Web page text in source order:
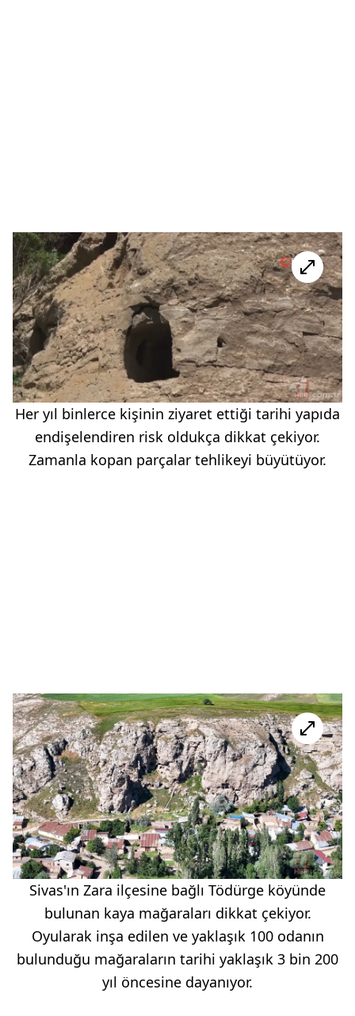
Her yıl binlerce kişinin ziyaret ettiği tarihi yapıda
endişelendiren risk oldukça dikkat çekiyor.
Zamanla kopan parçalar tehlikeyi büyütüyor.
Sivas'ın Zara ilçesine bağlı Tödürge köyünde
bulunan kaya mağaraları dikkat çekiyor.
Oyularak inşa edilen ve yaklaşık 100 odanın
bulunduğu mağaraların tarihi yaklaşık 3 bin 200
yıl öncesine dayanıyor.